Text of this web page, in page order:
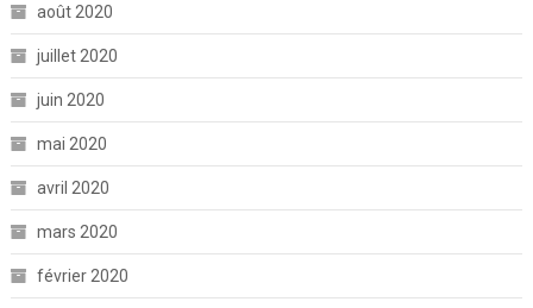
août 2020
juillet 2020
juin 2020
mai 2020
avril 2020
mars 2020
février 2020